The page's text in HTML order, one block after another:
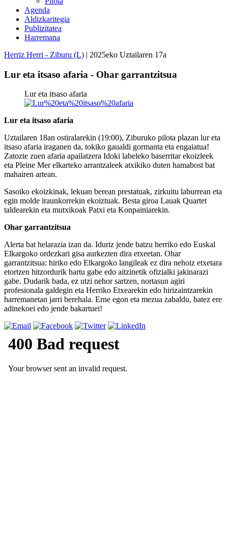
Agenda
Aldizkaritegia
Publizitatea
Harremana
Herriz Herri - Ziburu (L) | 2025eko Uztailaren 17a
Lur eta itsaso afaria - Ohar garrantzitsua
Lur eta itsaso afaria
Lur eta itsaso afaria
Uztailaren 18an ostiralarekin (19:00), Ziburuko pilota plazan lur eta
itsaso afaria iraganen da, tokiko gaualdi gormanta eta engaiatua!
Zatozte zuen afaria apailatzera Idoki labeleko baserritar ekoizleek
eta Pleine Mer elkarteko arrantzaleek atxikiko duten hamabost bat
mahairen artean.
Sasoiko ekoizkinak, lekuan berean prestatuak, zirkuitu laburrean eta
egin molde iraunkorrekin ekoiztuak. Besta giroa Lauak Quartet
taldearekin eta mutxikoak Patxi eta Konpainiarekin.
Ohar garrantzitsua
Alerta bat helarazia izan da. Iduriz jende batzu herriko edo Euskal
Elkargoko ordezkari gisa aurkezten dira etxeetan. Ohar
garrantzitsua: hiriko edo Elkargoko langileak ez dira nehoiz etxetara
etortzen hitzordurik hartu gabe edo aitzinetik ofizialki jakinarazi
gabe. Dudarik bada, ez utzi nehor sartzen, nortasun agiri
profesionala galdegin eta Herriko Etxearekin edo hirizaintzarekin
harremanetan jarri berehala. Erne egon eta mezua zabaldu, batez ere
adinekoei edo jende bakartuei!